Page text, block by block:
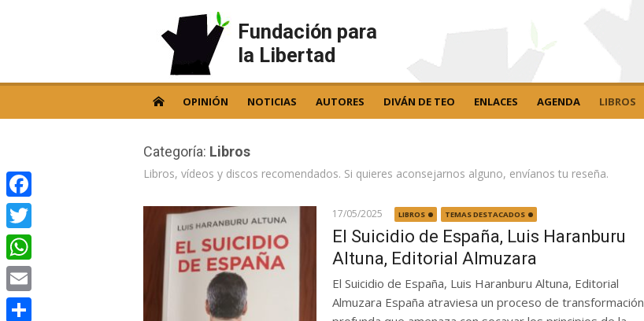
Fundación para
la Libertad
OPINIÓN NOTICIAS AUTORES DIVÁN DE TEO ENLACES AGENDA LIBROS
Categoría: Libros
Libros, vídeos y discos recomendados. Si quieres aconsejarnos alguno, envíanos tu reseña.
17/05/2025 LIBROS TEMAS DESTACADOS
El Suicidio de España, Luis Haranburu
Altuna, Editorial Almuzara
El Suicidio de España, Luis Haranburu Altuna, Editorial
Almuzara España atraviesa un proceso de transformación
Facebook
Twitter
WhatsApp
Email